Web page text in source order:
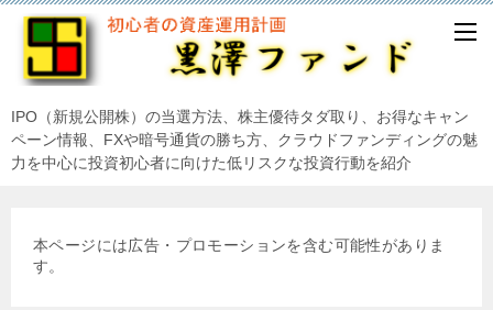
IPO（新規公開株）の当選方法、株主優待タダ取り、お得なキャン
ペーン情報、FXや暗号通貨の勝ち方、クラウドファンディングの魅
力を中心に投資初心者に向けた低リスクな投資行動を紹介
本ページには広告・プロモーションを含む可能性がありま
す。